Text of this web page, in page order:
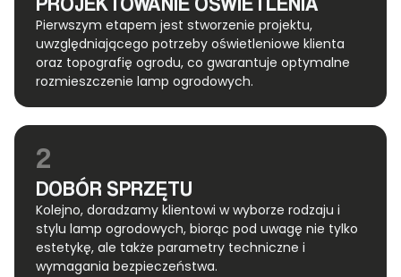
Pierwszym etapem jest stworzenie projektu,
uwzględniającego potrzeby oświetleniowe klienta
oraz topografię ogrodu, co gwarantuje optymalne
rozmieszczenie lamp ogrodowych.
2
DOBÓR SPRZĘTU
Kolejno, doradzamy klientowi w wyborze rodzaju i
stylu lamp ogrodowych, biorąc pod uwagę nie tylko
estetykę, ale także parametry techniczne i
wymagania bezpieczeństwa.